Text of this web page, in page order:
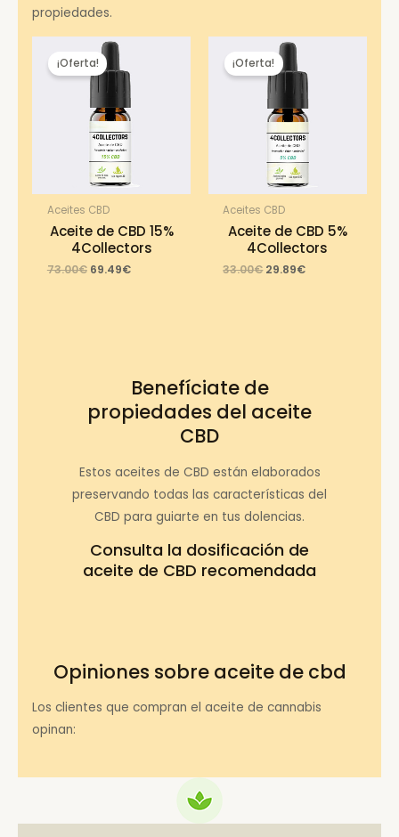
propiedades.
¡Oferta!
Aceites CBD
Aceite de CBD 15%
4Collectors
73.00€ Original
69.49€Current
¡Oferta!
Aceites CBD
Aceite de CBD 5%
4Collectors
33.00€ Original
29.89€Current
Benefíciate de
propiedades del aceite
CBD
Estos aceites de CBD están elaborados
preservando todas las características del
CBD para guiarte en tus dolencias.
Consulta la dosificación de
aceite de CBD recomendada
Opiniones sobre aceite de cbd
Los clientes que compran el aceite de cannabis
opinan: